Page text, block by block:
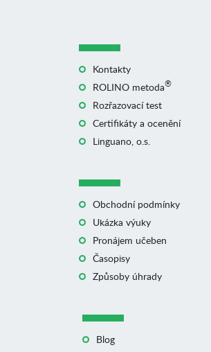
Kontakty
ROLINO metoda®
Rozřazovací test
Certifikáty a ocenění
Linguano, o.s.
Obchodní podmínky
Ukázka výuky
Pronájem učeben
Časopisy
Způsoby úhrady
Blog